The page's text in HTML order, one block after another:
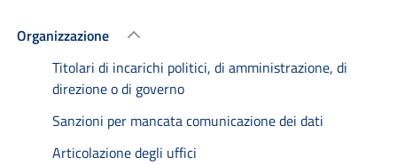
Organizzazione
Titolari di incarichi politici, di amministrazione, di
direzione o di governo
Sanzioni per mancata comunicazione dei dati
Articolazione degli uffici